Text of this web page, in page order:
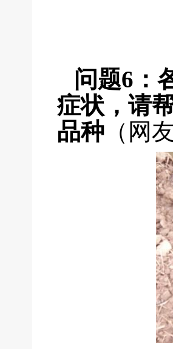
问题6 ：
症状，请
品种（网